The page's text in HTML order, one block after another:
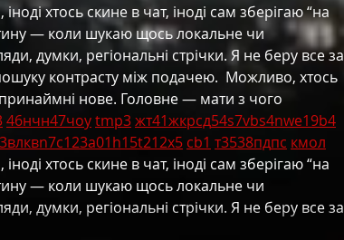
хтось скине в чат, іноді сам зберігаю “на
— коли шукаю щось локальне чи
думки, регіональні стрічки. Я не беру все за
контрасту між подачею.  Можливо, хтось
нове. Головне — мати з чого
46нчн47чоуtmp3жт41жкрсд54s7vbs4nwe19b4
влквn7c123a01h15t212x5 cb1 т3538пдпс кмол
хтось скине в чат, іноді сам зберігаю “на
— коли шукаю щось локальне чи
думки, регіональні стрічки. Я не беру все за